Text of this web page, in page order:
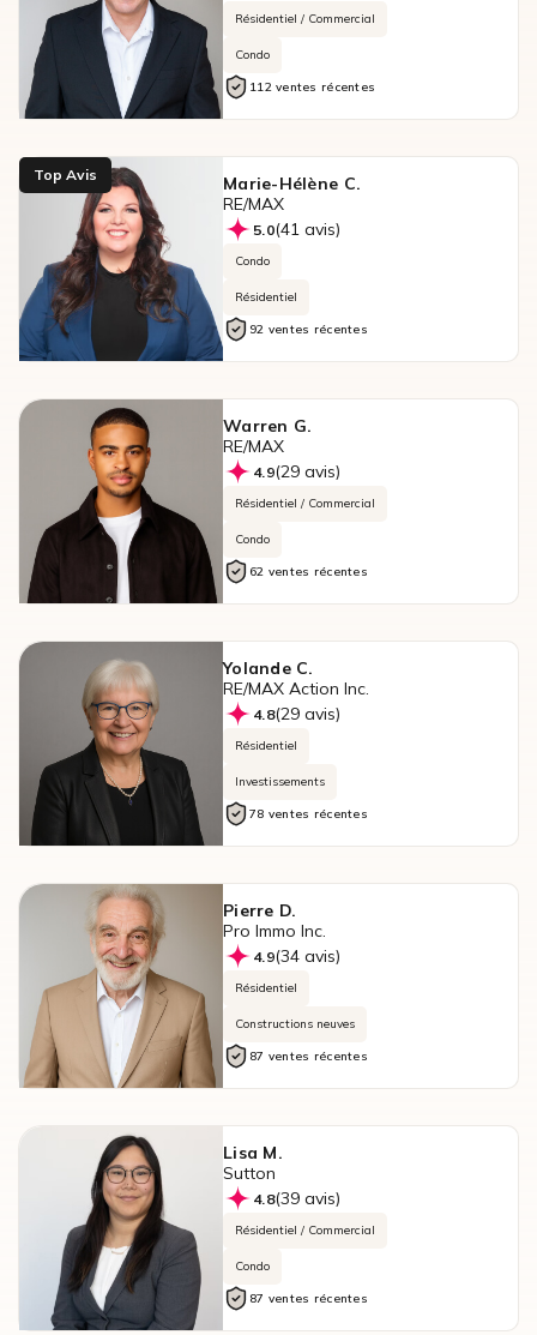
Résidentiel / Commercial
Condo
112 ventes récentes
Marie-Hélène C.
RE/MAX
5.0(41 avis)
Condo
Résidentiel
92 ventes récentes
Top Avis
Warren G.
RE/MAX
4.9(29 avis)
Résidentiel / Commercial
Condo
62 ventes récentes
Yolande C.
RE/MAX Action Inc.
4.8(29 avis)
Résidentiel
Investissements
78 ventes récentes
Pierre D.
Pro Immo Inc.
4.9(34 avis)
Résidentiel
Constructions neuves
87 ventes récentes
Lisa M.
Sutton
4.8(39 avis)
Résidentiel / Commercial
Condo
87 ventes récentes